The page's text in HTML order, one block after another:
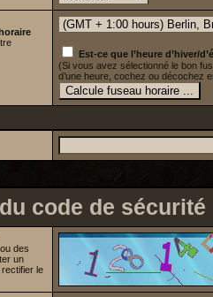
Est-ce que l’heure d’hiver/
(Si vous avez sélectionné le bon
d’une heure, cochez ou décochez
code de sécurité
des
un
le